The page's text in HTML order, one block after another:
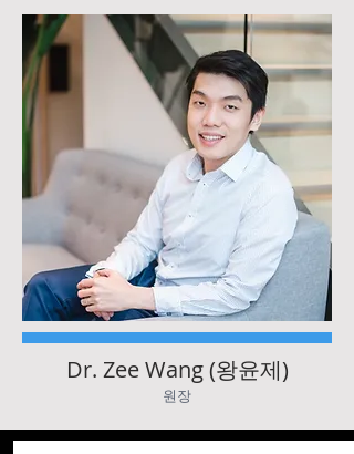
Dr. Zee Wang (왕윤제)
원장